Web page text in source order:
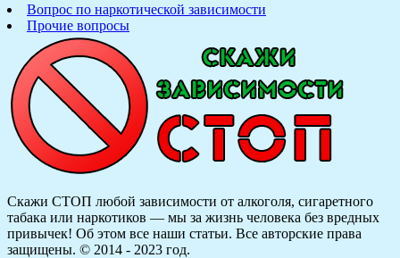
Вопрос по наркотической зависимости
Прочие вопросы
Скажи СТОП любой зависимости от алкоголя, сигаретного
табака или наркотиков — мы за жизнь человека без вредных
привычек! Об этом все наши статьи. Все авторские права
защищены. © 2014 - 2023 год.